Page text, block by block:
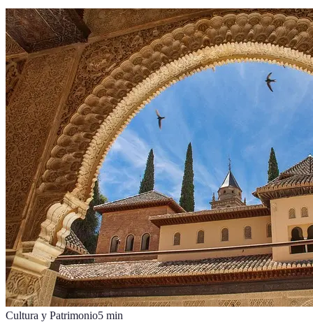
Cultura y Patrimonio5 min